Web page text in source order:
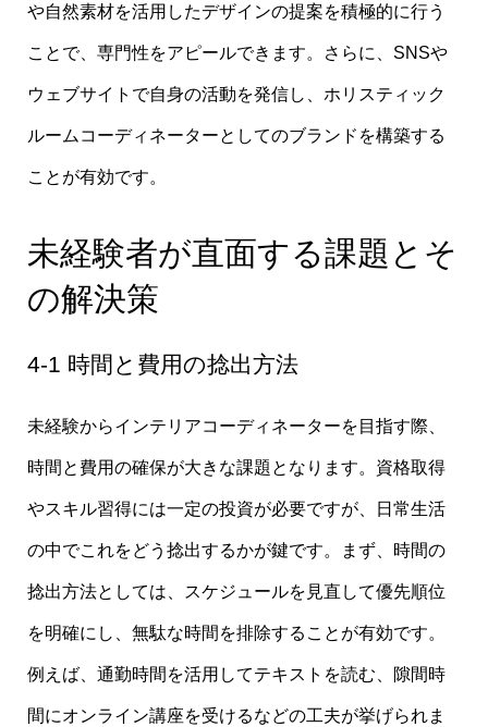
や自然素材を活用したデザインの提案を積極的に行う
ことで、専門性をアピールできます。さらに、SNSや
ウェブサイトで自身の活動を発信し、ホリスティック
ルームコーディネーターとしてのブランドを構築する
ことが有効です。
未経験者が直面する課題とそ
の解決策
4-1 時間と費用の捻出方法
未経験からインテリアコーディネーターを目指す際、
時間と費用の確保が大きな課題となります。資格取得
やスキル習得には一定の投資が必要ですが、日常生活
の中でこれをどう捻出するかが鍵です。まず、時間の
捻出方法としては、スケジュールを見直して優先順位
を明確にし、無駄な時間を排除することが有効です。
例えば、通勤時間を活用してテキストを読む、隙間時
間にオンライン講座を受けるなどの工夫が挙げられま